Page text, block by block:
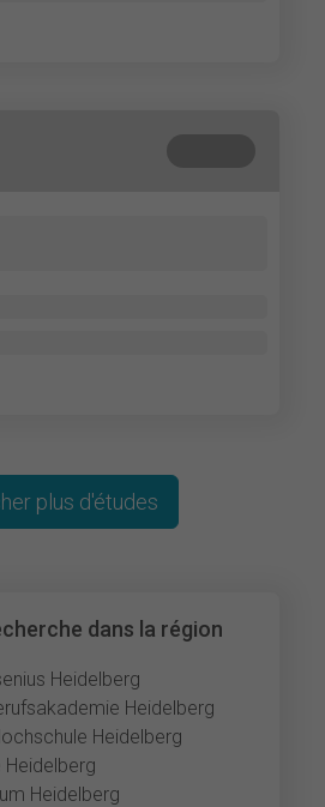
dans la région
Heidelberg
Heidelberg
Heidelberg
Heidelberg
Heidelberg
plus d'études